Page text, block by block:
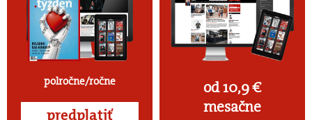
polročne/ročne
predplatiť
od 10,9 €
mesačne